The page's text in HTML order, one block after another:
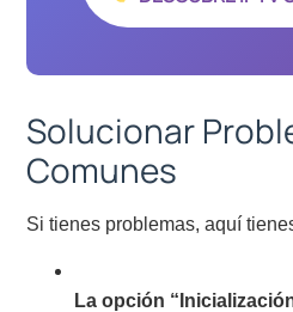
Solucionar
Comunes
Si tienes problemas, aquí
La opción